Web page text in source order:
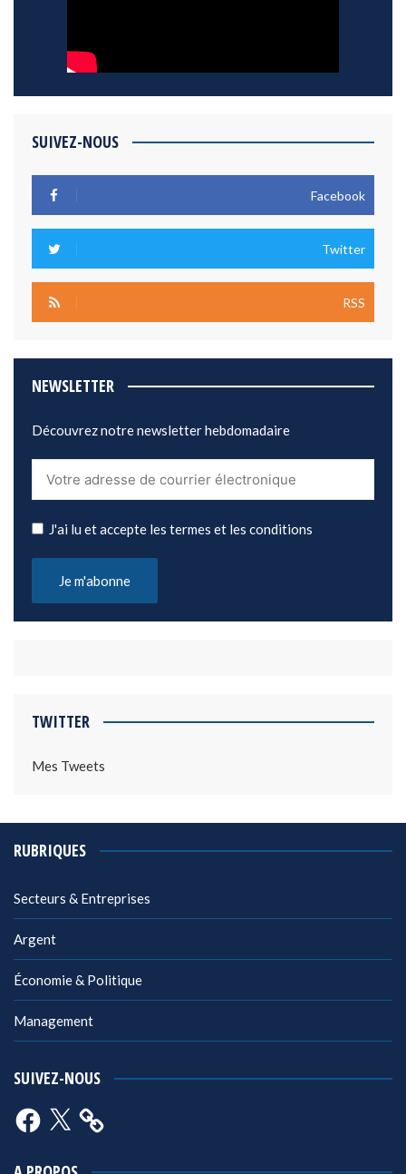
SUIVEZ-NOUS
Facebook
Twitter
RSS
NEWSLETTER
Découvrez notre newsletter hebdomadaire
J'ai lu et accepte les termes et les conditions
TWITTER
Mes Tweets
RUBRIQUES
Secteurs & Entreprises
Argent
Économie & Politique
Management
SUIVEZ-NOUS
Facebook
X